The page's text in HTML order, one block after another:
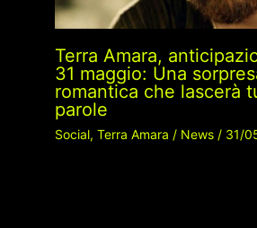
Terra Amara,
31 maggio: Una
romantica che lascerà
parole
Social, Terra Amara / News/ 31/